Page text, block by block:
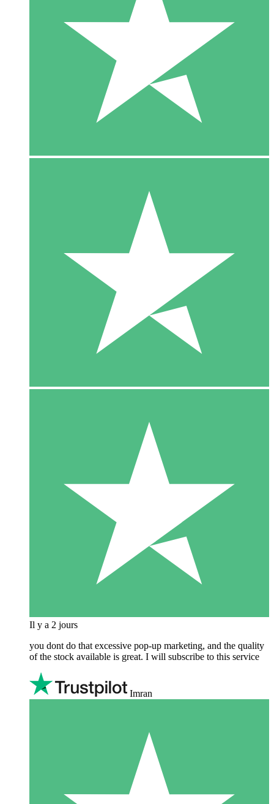
Il y a 2 jours
you dont do that excessive pop-up marketing, and the quality
of the stock available is great. I will subscribe to this service
Imran